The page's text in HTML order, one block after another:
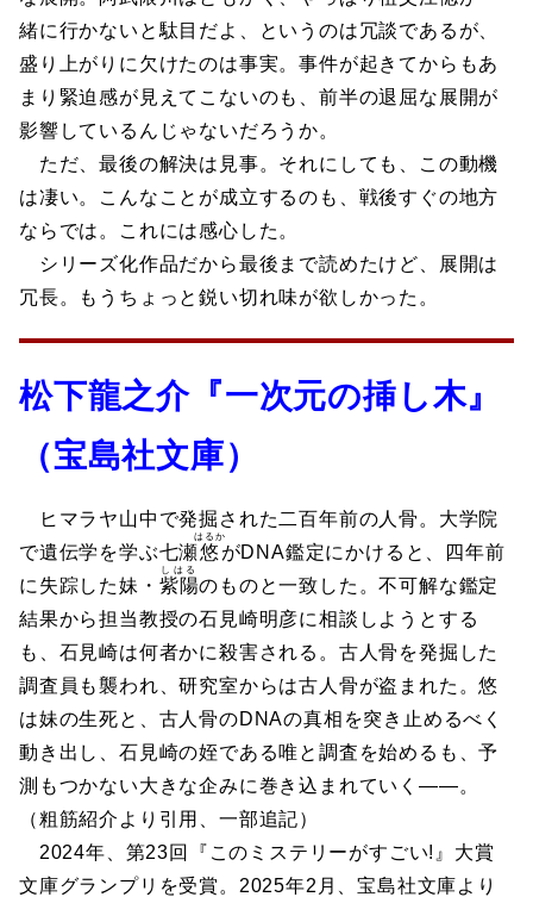
緒に行かないと駄目だよ、というのは冗談であるが、
盛り上がりに欠けたのは事実。事件が起きてからもあ
まり緊迫感が見えてこないのも、前半の退屈な展開が
影響しているんじゃないだろうか。
ただ、最後の解決は見事。それにしても、この動機
は凄い。こんなことが成立するのも、戦後すぐの地方
ならでは。これには感心した。
シリーズ化作品だから最後まで読めたけど、展開は
冗長。もうちょっと鋭い切れ味が欲しかった。
松下龍之介『一次元の挿し木』
（宝島社文庫）
ヒマラヤ山中で発掘された二百年前の人骨。大学院
で遺伝学を学ぶ七瀬悠
はるか
がDNA鑑定にかけると、四年前
に失踪した妹・ 紫陽
しはる
のものと一致した。不可解な鑑定
結果から担当教授の石見崎明彦に相談しようとする
も、石見崎は何者かに殺害される。古人骨を発掘した
調査員も襲われ、研究室からは古人骨が盗まれた。悠
は妹の生死と、古人骨のDNAの真相を突き止めるべく
動き出し、石見崎の姪である唯と調査を始めるも、予
測もつかない大きな企みに巻き込まれていく――。
（粗筋紹介より引用、一部追記）
2024年、第23回『このミステリーがすごい!』大賞
文庫グランプリを受賞。2025年2月、宝島社文庫より